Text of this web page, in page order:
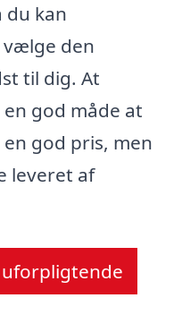
kan
vælge den
til dig. At
god måde at
god pris, men
leveret af